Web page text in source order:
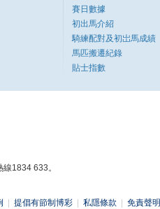
賽日數據
初出馬介紹
騎練配對及初岀馬成績
馬匹搬遷紀錄
貼士指數
1834 633。
提倡有節制博彩 私隱條款 免責聲明